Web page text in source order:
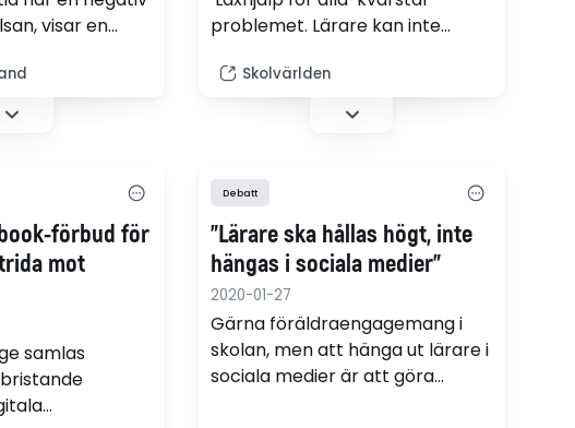
visar en
elever som går
och i tvåan
sitter framför
om att…
problemet. Lärare kan inte
som de gjorde 1999, skriver
läraren Anders Enström.
Skolvärlden
förbud för
mot
samlas
Debatt
"Lärare ska hållas högt, inte
hängas i sociala medier"
2020-01-27
Gärna föräldraengagemang i
skolan, men att hänga ut lärare i
sociala medier är att göra